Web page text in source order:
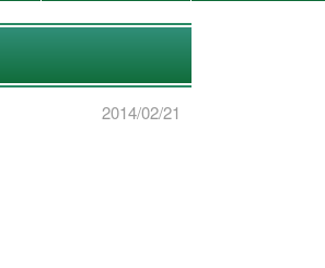
2014/02/21